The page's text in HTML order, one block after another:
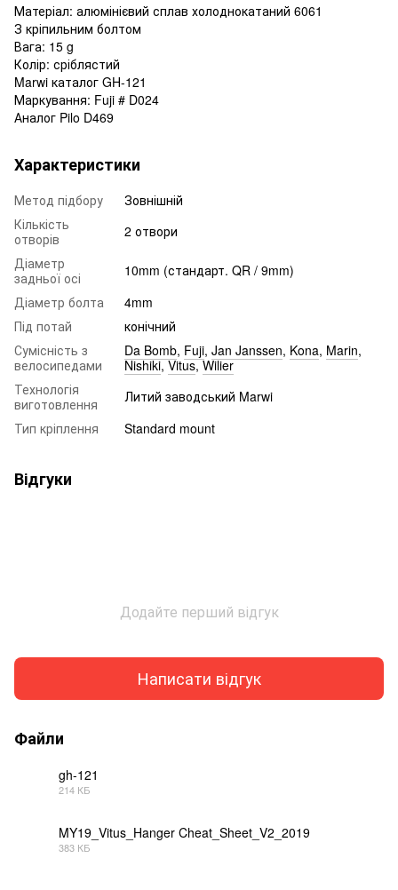
Матеріал: алюмінієвий сплав холоднокатаний 6061
З кріпильним болтом
Вага: 15 g
Колір: сріблястий
Marwi каталог GH-121
Маркування: Fuji # D024
Аналог Pilo D469
Характеристики
Метод підбору
Зовнішній
Кількість
отворів
2 отвори
Діаметр
задньої осі
10mm (стандарт. QR / 9mm)
Діаметр болта
4mm
Під потай
конічний
Сумісність з
велосипедами
Da Bomb, Fuji, Jan Janssen, Kona, Marin,
Nishiki,Vitus,Wilier
Технологія
виготовлення
Литий заводський Marwi
Тип кріплення
Standard mount
Відгуки
Додайте перший відгук
Написати відгук
Файли
gh-121
214 КБ
MY19_Vitus_Hanger Cheat_Sheet_V2_2019
383 КБ